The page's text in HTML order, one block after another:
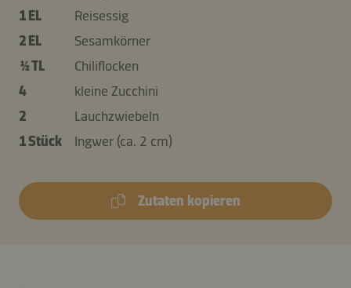
1 EL
Reisessig
2 EL
Sesamkörner
½ TL
Chiliflocken
4
kleine Zucchini
2
Lauchzwiebeln
1 Stück
Ingwer (ca. 2 cm)
Zutaten kopieren